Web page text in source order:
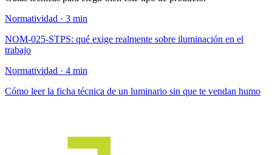
Normatividad · 3 min
NOM-025-STPS: qué exige realmente sobre iluminación en el
trabajo
Normatividad · 4 min
Cómo leer la ficha técnica de un luminario sin que te vendan humo